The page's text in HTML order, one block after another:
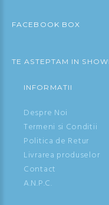
FACEBOOK BOX
TE ASTEPTAM IN
INFORMATII
Despre Noi
Termeni si Conditii
Politica de Retur
Livrarea produselor
Contact
A.N.P.C.